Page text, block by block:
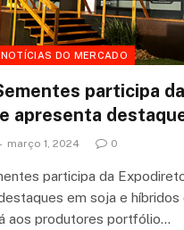
DO MERCADO
participa
apresenta
março 1, 2024 0
participa da
em soja e híbridos
aos produtores portfólio…